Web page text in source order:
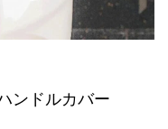
ンドルカバー